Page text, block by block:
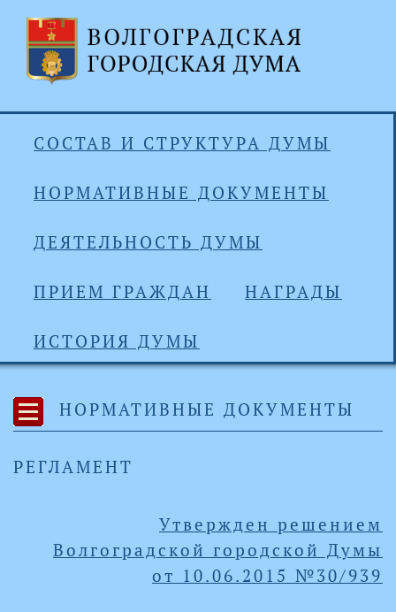
СОСТАВ И СТРУКТУРА ДУМЫ
НОРМАТИВНЫЕ ДОКУМЕНТЫ
ДЕЯТЕЛЬНОСТЬ ДУМЫ
ПРИЕМ ГРАЖДАН НАГРАДЫ
ИСТОРИЯ ДУМЫ
НОРМАТИВНЫЕ ДОКУМЕНТЫ
РЕГЛАМЕНТ
Утвержден решением
Волгоградской городской Думы
от 10.06.2015 №30/939